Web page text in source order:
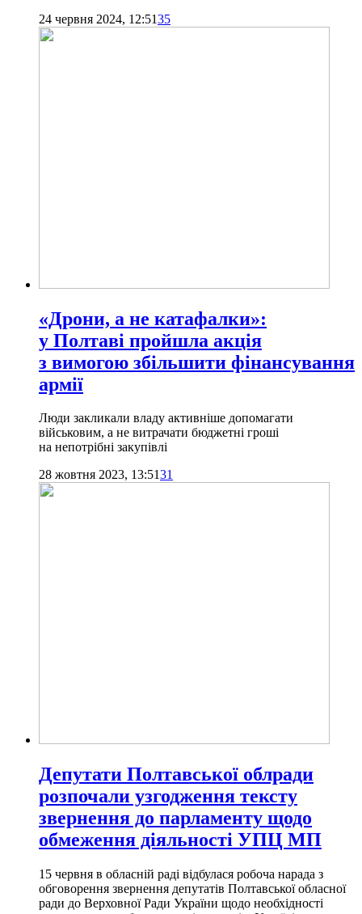
24 червня 2024, 12:5135
«Дрони, а не катафалки»:
у Полтаві пройшла акція
з вимогою збільшити фінансування
армії
Люди закликали владу активніше допомагати
військовим, а не витрачати бюджетні гроші
на непотрібні закупівлі
28 жовтня 2023, 13:5131
Депутати Полтавської облради
розпочали узгодження тексту
звернення до парламенту щодо
обмеження діяльності УПЦ МП
15 червня в обласній раді відбулася робоча нарада з
обговорення звернення депутатів Полтавської обласної
ради до Верховної Ради України щодо необхідності